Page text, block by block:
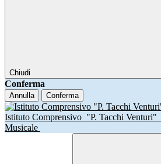
Chiudi
Conferma
Annulla Conferma
Istituto Comprensivo "P. Tacchi Venturi"
Musicale